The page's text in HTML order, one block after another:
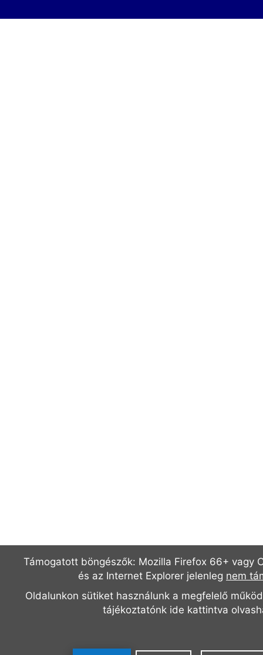
Támogatott böngészők: Mozilla Firefox 66+ vagy
és az Internet Explorer jelenleg nem
Oldalunkon sütiket használunk a megfelelő
tájékoztatónk ide kattintva